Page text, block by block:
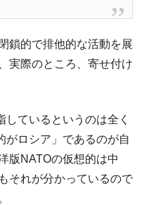
歴史。松山以前に最高位
清原に次いで多く打っ
馬が稼いだ金額とは？
鎖的で排他的な活動を展
実際のところ、寄せ付け
しているというのは全く
がロシア」であるのが自
版NATOの仮想的は中
それが分かっているので